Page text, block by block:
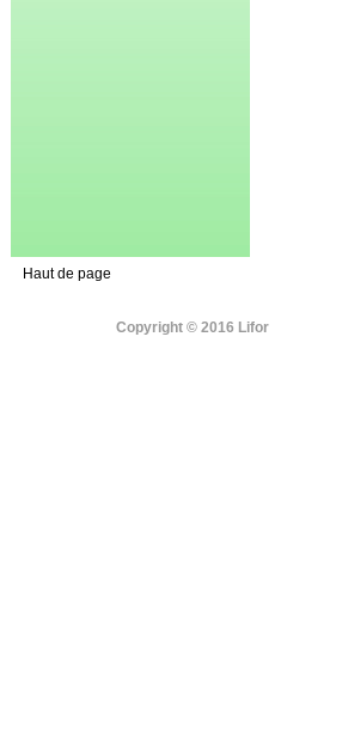
Haut de page
Copyright © 2016 Lifor